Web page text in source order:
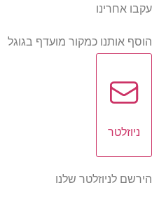
עקבו אחרינו
הוסף אותנו כמקור מועדף בגוגל
ניוזלטר
הירשם לניוזלטר שלנו